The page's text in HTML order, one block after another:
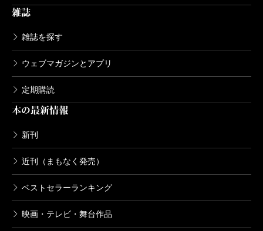
雑誌
雑誌を探す
ウェブマガジンとアプリ
定期購読
本の最新情報
新刊
近刊（まもなく発売）
ベストセラーランキング
映画・テレビ・舞台作品